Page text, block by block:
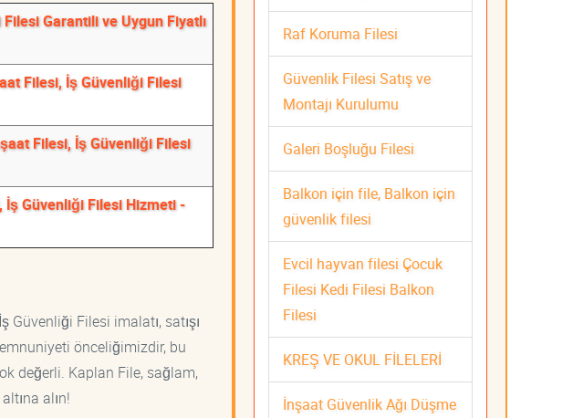
Garantili ve Uygun Fiyatlı
Filesi, İş Güvenliği Filesi
Filesi, İş Güvenliği Filesi
İş Güvenliği Filesi Hizmeti -
Güvenliği Filesi imalatı, satışı
önceliğimizdir, bu
değerli. Kaplan File, sağlam,
alın!
Raf Koruma Filesi
Güvenlik Filesi Satış ve
Montajı Kurulumu
Galeri Boşluğu Filesi
Balkon için file, Balkon için
güvenlik filesi
Evcil hayvan filesi Çocuk
Filesi Kedi Filesi Balkon
Filesi
KREŞ VE OKUL FİLELERİ
İnşaat Güvenlik Ağı Düşme